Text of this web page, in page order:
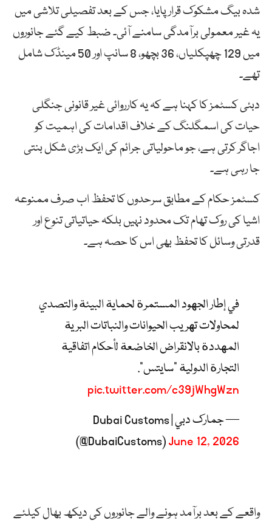
شدہ بیگ مشکوک قرار پایا، جس کے بعد تفصیلی تلاشی میں
یہ غیر معمولی برآمدگی سامنے آئی۔ ضبط کیے گئے جانوروں
میں 129 چھپکلیاں، 36 بچھو، 8 سانپ اور 50 مینڈک شامل
تھے۔
دبئی کسٹمز کا کہنا ہے کہ یہ کارروائی غیر قانونی جنگلی
حیات کی اسمگلنگ کے خلاف اقدامات کی اہمیت کو
اجاگر کرتی ہے، جو ماحولیاتی جرائم کی ایک بڑی شکل بنتی
جا رہی ہے۔
کسٹمز حکام کے مطابق سرحدوں کا تحفظ اب صرف ممنوعہ
اشیا کی روک تھام تک محدود نہیں بلکہ حیاتیاتی تنوع اور
قدرتی وسائل کا تحفظ بھی اس کا حصہ ہے۔
في إطار الجهود المستمرة لحماية البيئة والتصدي
لمحاولات تهريب الحيوانات والنباتات البرية
المهددة بالانقراض الخاضعة لأحكام اتفاقية
التجارة الدولية “سايتس”.
pic.twitter.com/c39jWhgWzn
— جمارك دبي | Dubai Customs
(@DubaiCustoms)June 12, 2026
واقعے کے بعد برآمد ہونے والے جانوروں کی دیکھ بھال کیلئے